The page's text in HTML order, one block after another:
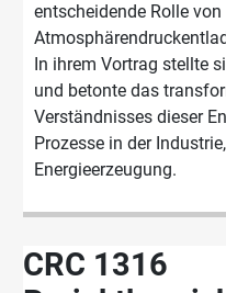
entscheidende Rolle von
In ihrem Vortrag stellte
und betonte das
Verständnisses dieser
Prozesse in der
Energieerzeugung.
CRC 1316